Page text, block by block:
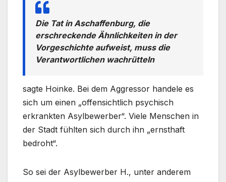
Die Tat in Aschaffenburg, die
erschreckende Ähnlichkeiten in der
Vorgeschichte aufweist, muss die
Verantwortlichen wachrütteln
sagte Hoinke. Bei dem Aggressor handele es
sich um einen „offensichtlich psychisch
erkrankten Asylbewerber“. Viele Menschen in
der Stadt fühlten sich durch ihn „ernsthaft
bedroht“.
So sei der Asylbewerber H., unter anderem